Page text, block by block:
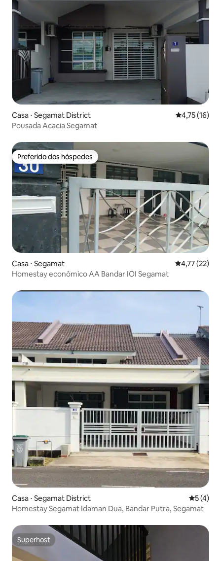
Casa ⋅ Segamat District 4,75 de uma
4,75 (16)
Pousada Acacia Segamat
Preferido dos hóspedes
Preferido dos hóspedes
Casa ⋅ Segamat 4,77 de uma
4,77 (22)
Homestay econômico AA Bandar IOI Segamat
Casa ⋅ Segamat District 5 de
5 (4)
Homestay Segamat Idaman Dua, Bandar Putra, Segamat
Superhost
Superhost